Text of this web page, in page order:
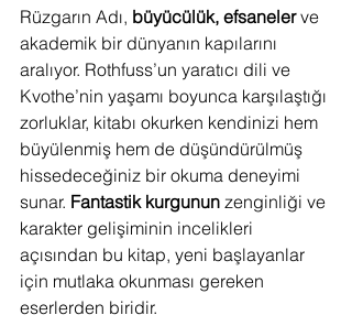
Rüzgarın Adı, büyücülük, efsaneler ve
akademik bir dünyanın kapılarını
aralıyor. Rothfuss’un yaratıcı dili ve
Kvothe’nin yaşamı boyunca karşılaştığı
zorluklar, kitabı okurken kendinizi hem
büyülenmiş hem de düşündürülmüş
hissedeceğiniz bir okuma deneyimi
sunar. Fantastik kurgunun zenginliği ve
karakter gelişiminin incelikleri
açısından bu kitap, yeni başlayanlar
için mutlaka okunması gereken
eserlerden biridir.